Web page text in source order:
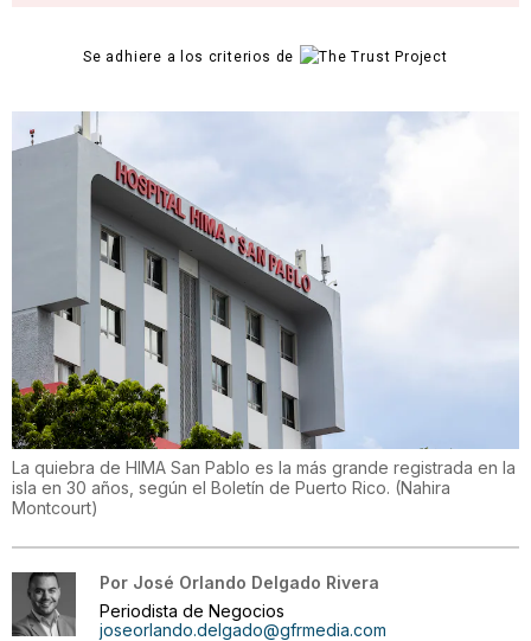
Se adhiere a los criterios de
La quiebra de HIMA San Pablo es la más grande registrada en la
isla en 30 años, según el Boletín de Puerto Rico. (Nahira
Montcourt)
Por José Orlando Delgado Rivera
Periodista de Negocios
joseorlando.delgado@gfrmedia.com